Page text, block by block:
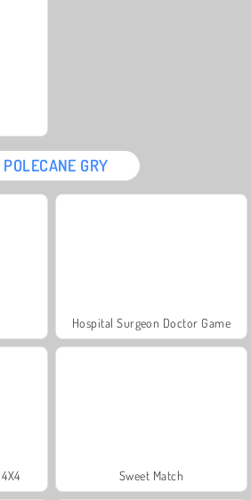
POLECANE GRY
Hospital Surgeon Doctor Game
Sweet Match